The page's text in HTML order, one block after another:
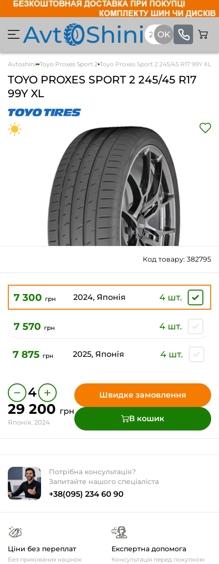
Avtoshini
Легкові Toyo Proxes Sport 2 Toyo Proxes Sport 2 245/45 R17 99Y XL
TOYO PROXES SPORT 2 245/45 R17
99Y XL
Код товару: 382795
7 300 грн 2024, Японія 4 шт.
7 570 грн 4 шт.
7 875 грн 2025, Японія 4 шт.
− 4 +
29 200 грн
Японія, 2024
Швидке замовлення
В кошик
Потрібна консультація?
Запитайте нашого спеціаліста
+38(095) 234 60 90
Ціни без переплат
Без прихованих націнок
Експертна допомога
Консультація перед покупкою